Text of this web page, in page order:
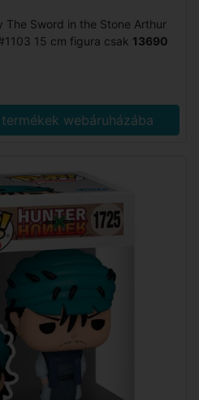
The Sword in the Stone Arthur
15 cm figura csak 13690
webáruházába